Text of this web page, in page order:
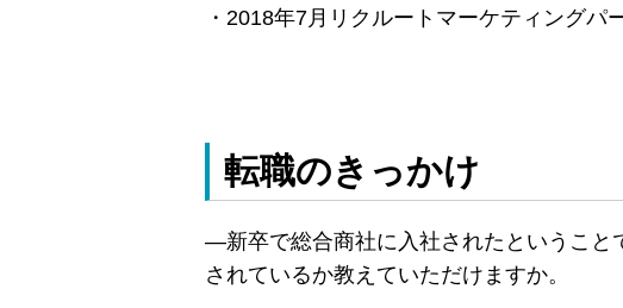
・2018年7月リクルートマーケティングパ
転職のきっかけ
―新卒で総合商社に入社されたということ
されているか教えていただけますか。